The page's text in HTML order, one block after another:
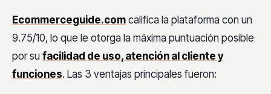
Ecommerceguide.com califica la plataforma con un
9.75/10, lo que le otorga la máxima puntuación posible
por su facilidad de uso, atención al cliente y
funciones. Las 3 ventajas principales fueron: